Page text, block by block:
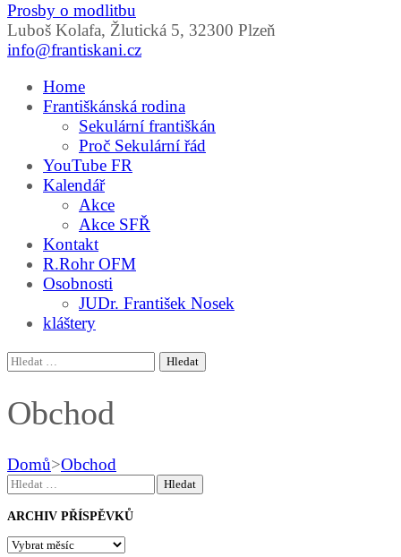
Prosby o modlitbu
Luboš Kolafa, Žlutická 5, 32300 Plzeň
info@frantiskani.cz
Home
Františkánská rodina
Sekulární františkán
Proč Sekulární řád
YouTube FR
Kalendář
Akce
Akce SFŘ
Kontakt
R.Rohr OFM
Osobnosti
JUDr. František Nosek
kláštery
Vyhledávání
Obchod
Domů>Obchod
Vyhledávání
ARCHIV PŘÍSPĚVKŮ
ARCHIV